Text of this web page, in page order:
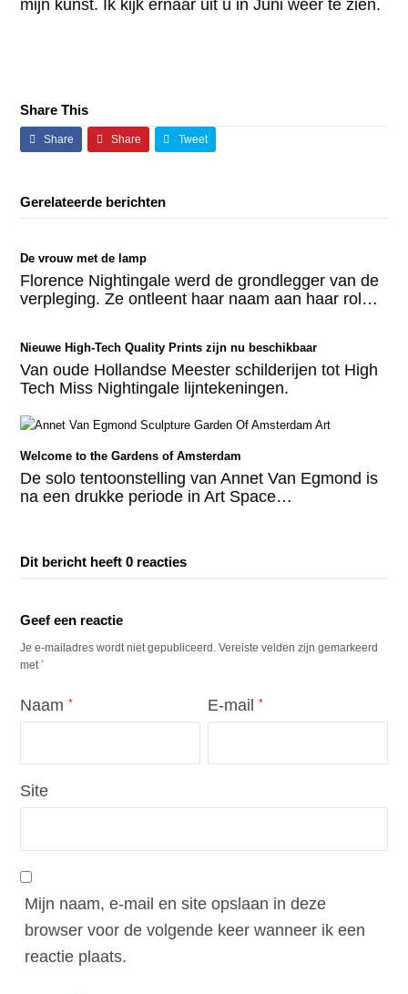
mijn kunst. Ik kijk ernaar uit u in Juni weer te zien.
Share This
Share Share Tweet
Gerelateerde berichten
De vrouw met de lamp
Florence Nightingale werd de grondlegger van de
verpleging. Ze ontleent haar naam aan haar rol…
Nieuwe High-Tech Quality Prints zijn nu beschikbaar
Van oude Hollandse Meester schilderijen tot High
Tech Miss Nightingale lijntekeningen.
Welcome to the Gardens of Amsterdam
De solo tentoonstelling van Annet Van Egmond is
na een drukke periode in Art Space…
Dit bericht heeft 0 reacties
Geef een reactie
Je e-mailadres wordt niet gepubliceerd. Vereiste velden zijn gemarkeerd
met*
Naam* E-mail*
Site
Mijn naam, e-mail en site opslaan in deze
browser voor de volgende keer wanneer ik een
reactie plaats.